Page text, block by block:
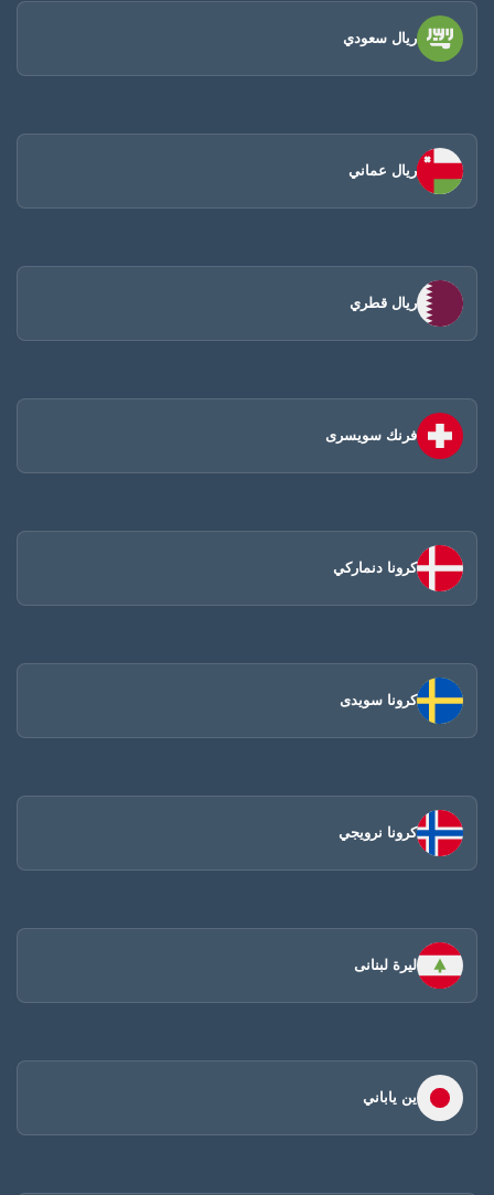
ريال سعودي
ريال عماني
ريال قطري
فرنك سويسرى
كرونا دنماركي
كرونا سويدى
كرونا نرويجي
ليرة لبنانى
ين ياباني